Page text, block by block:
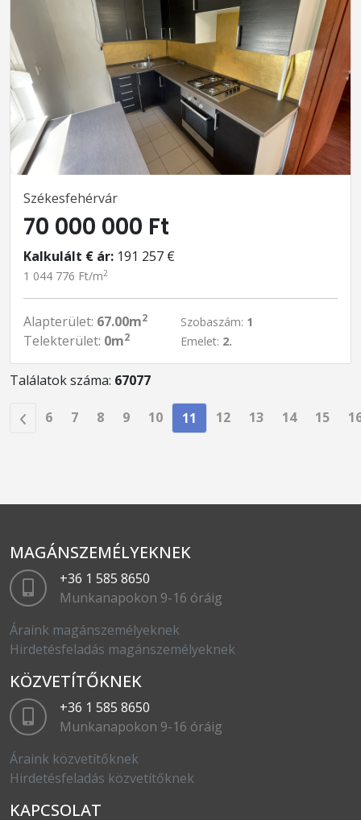
Székesfehérvár
70 000 000 Ft
Kalkulált € ár: 191 257 €
1 044 776 Ft/m2
Alapterület: 67.00m2
Telekterület: 0m2
Szobaszám: 1
Emelet: 2.
Találatok száma: 67077
6 7 8 9 10 11 12 13 14 15
MAGÁNSZEMÉLYEKNEK
+36 1 585 8650
Munkanapokon 9-16 óráig
Áraink magánszemélyeknek
Hirdetésfeladás magánszemélyeknek
KÖZVETÍTŐKNEK
+36 1 585 8650
Munkanapokon 9-16 óráig
Áraink közvetítőknek
Hirdetésfeladás közvetítőknek
KAPCSOLAT